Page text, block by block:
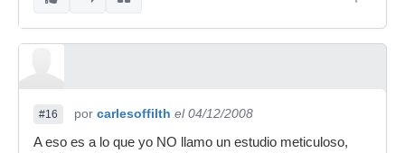
#16 por carlesoffilth el 04/12/2008
A eso es a lo que yo NO llamo un estudio meticuloso,